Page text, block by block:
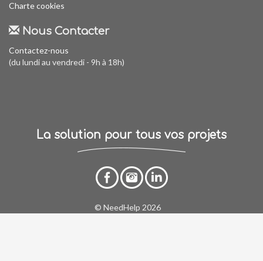
Charte cookies
Nous Contacter
Contactez-nous
(du lundi au vendredi - 9h à 18h)
La solution pour tous vos projets
© NeedHelp 2026